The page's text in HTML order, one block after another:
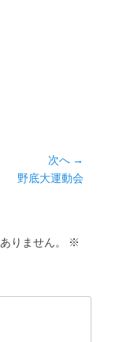
次へ →
野底大運動会
りません。
※